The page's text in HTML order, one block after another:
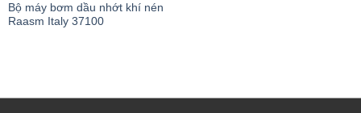
Bộ máy bơm dầu nhớt khí nén
Raasm Italy 37100